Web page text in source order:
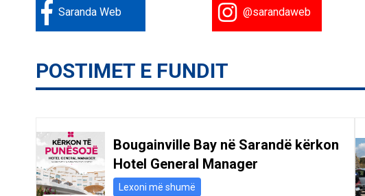
Saranda Web @sarandaweb
POSTIMET E FUNDIT
Bougainville Bay në Sarandë kërkon
Hotel General Manager
Lexoni më shumë